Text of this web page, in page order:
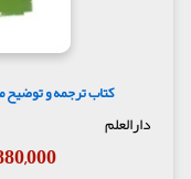
کتاب ترجمه و توضیح
دارالعلم
2,880,000